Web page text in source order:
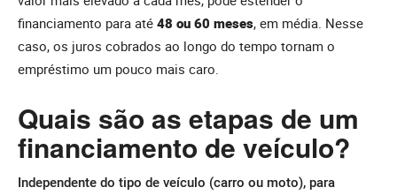
financiamento para até 48 ou 60 meses, em média. Nesse
caso, os juros cobrados ao longo do tempo tornam o
empréstimo um pouco mais caro.
Quais são as etapas de um
financiamento de veículo?
Independente do tipo de veículo (carro ou moto), para